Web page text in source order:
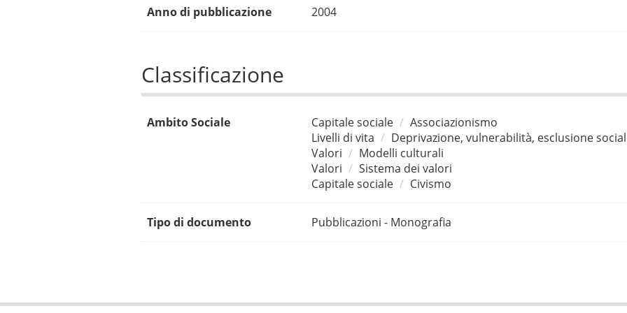
Anno di pubblicazione 2004
Classificazione
Ambito Sociale Capitale sociale
Associazionismo
Livelli di vita
Deprivazione, vulnerabilità, esclusione
Valori
Modelli culturali
Valori
Sistema dei valori
Capitale sociale
Civismo
Tipo di documento Pubblicazioni - Monografia